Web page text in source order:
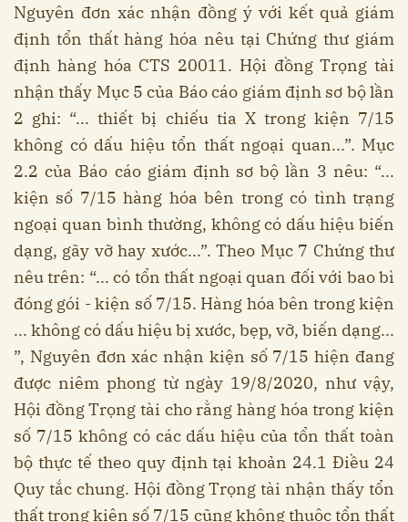
Nguyên đơn xác nhận đồng ý với kết quả giám
định tổn thất hàng hóa nêu tại Chứng thư giám
định hàng hóa CTS 20011. Hội đồng Trọng tài
nhận thấy Mục 5 của Báo cáo giám định sơ bộ lần
2 ghi: “... thiết bị chiếu tia X trong kiện 7/15
không có dấu hiệu tổn thất ngoại quan...”. Mục
2.2 của Báo cáo giám định sơ bộ lần 3 nêu: “...
kiện số 7/15 hàng hóa bên trong có tình trạng
ngoại quan bình thường, không có dấu hiệu biến
dạng, gãy vỡ hay xước...”. Theo Mục 7 Chứng thư
nêu trên: “... có tổn thất ngoại quan đối với bao bì
đóng gói - kiện số 7/15. Hàng hóa bên trong kiện
... không có dấu hiệu bị xước, bẹp, vỡ, biến dạng...
”, Nguyên đơn xác nhận kiện số 7/15 hiện đang
được niêm phong từ ngày 19/8/2020, như vậy,
Hội đồng Trọng tài cho rằng hàng hóa trong kiện
số 7/15 không có các dấu hiệu của tổn thất toàn
bộ thực tế theo quy định tại khoản 24.1 Điều 24
Quy tắc chung. Hội đồng Trọng tài nhận thấy tổn
thất trong kiện số 7/15 cũng không thuộc tổn thất